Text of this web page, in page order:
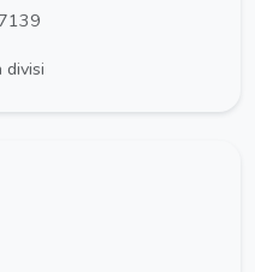
divisi